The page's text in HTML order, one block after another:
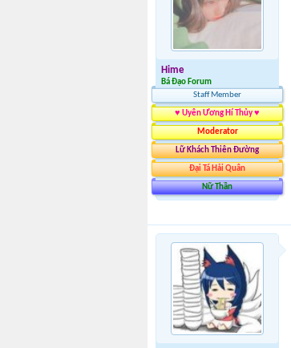
Hime
Bá Đạo Forum
Staff Member
♥ Uyên Ương Hí Thủy ♥
Moderator
Lữ Khách Thiên Đường
Đại Tá Hải Quân
Nữ Thần